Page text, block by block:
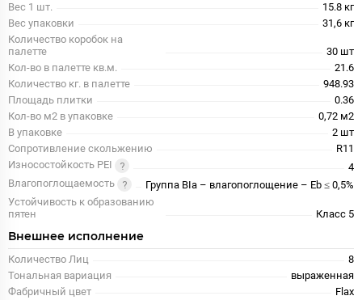
Вес 1 шт.
15.8 кг
Вес упаковки
31,6 кг
Количество коробок на
палетте
30 шт
Кол-во в палетте кв.м.
21.6
Количество кг. в палетте
948.93
Площадь плитки
0.36
Кол-во м2 в упаковке
0,72 м2
В упаковке
2 шт
Сопротивление скольжению
R11
Износостойкость PEI
4
Влагопоглощаемость
Группа BIa – влагопоглощение – Eb ≤ 0,5%
Устойчивость к образованию
пятен
Класс 5
Внешнее исполнение
Количество Лиц
8
Тональная вариация
выраженная
Фабричный цвет
Flax